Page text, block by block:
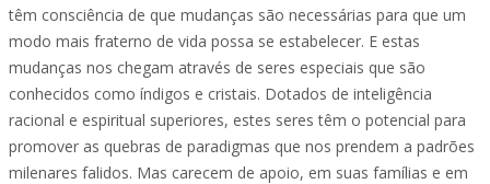
têm consciência de que mudanças são necessárias para que um
modo mais fraterno de vida possa se estabelecer. E estas
mudanças nos chegam através de seres especiais que são
conhecidos como índigos e cristais. Dotados de inteligência
racional e espiritual superiores, estes seres têm o potencial para
promover as quebras de paradigmas que nos prendem a padrões
milenares falidos. Mas carecem de apoio, em suas famílias e em